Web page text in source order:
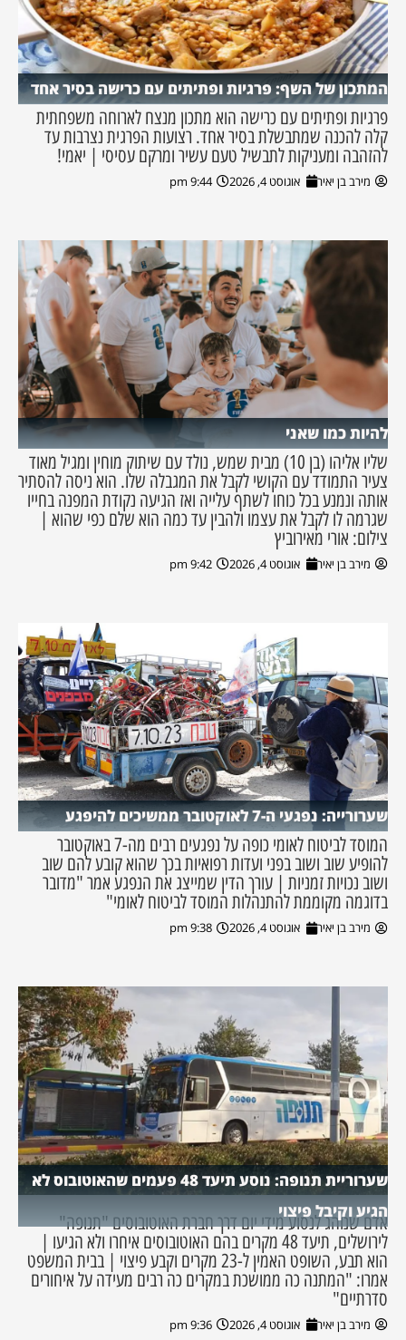
המתכון של השף: פרגיות ופתיתים עם כרישה בסיר אחד
פרגיות ופתיתים עם כרישה הוא מתכון מנצח לארוחה משפחתית
קלה להכנה שמתבשלת בסיר אחד. רצועות הפרגית נצרבות עד
להזהבה ומעניקות לתבשיל טעם עשיר ומרקם עסיסי | יאמי!
מירב בן יאיר אוגוסט 4, 2026 9:44 pm
להיות כמו שאני
שליו אליהו (בן 10) מבית שמש, נולד עם שיתוק מוחין ומגיל מאוד
צעיר התמודד עם הקושי לקבל את המגבלה שלו. הוא ניסה להסתיר
אותה ונמנע בכל כוחו לשתף עלייה ואז הגיעה נקודת המפנה בחייו
שגרמה לו לקבל את עצמו ולהבין עד כמה הוא שלם כפי שהוא |
צילום: אורי מאירוביץ
מירב בן יאיר אוגוסט 4, 2026 9:42 pm
שערורייה: נפגעי ה-7 לאוקטובר ממשיכים להיפגע
המוסד לביטוח לאומי כופה על נפגעים רבים מה-7 באוקטובר
להופיע שוב ושוב בפני ועדות רפואיות בכך שהוא קובע להם שוב
ושוב נכויות זמניות | עורך הדין שמייצג את הנפגע אמר "מדובר
בדוגמה מקוממת להתנהלות המוסד לביטוח לאומי"
מירב בן יאיר אוגוסט 4, 2026 9:38 pm
שערוריית תנופה: נוסע תיעד 48 פעמים שהאוטובוס לא
הגיע וקיבל פיצוי
אדם שנוהג לנסוע מידי יום דרך חברת האוטובוסים "תנופה"
לירושלים, תיעד 48 מקרים בהם האוטובוסים איחרו ולא הגיעו |
הוא תבע, השופט האמין ל-23 מקרים וקבע פיצוי | בבית המשפט
אמרו: "המתנה כה ממושכת במקרים כה רבים מעידה על איחורים
סדרתיים"
מירב בן יאיר אוגוסט 4, 2026 9:36 pm